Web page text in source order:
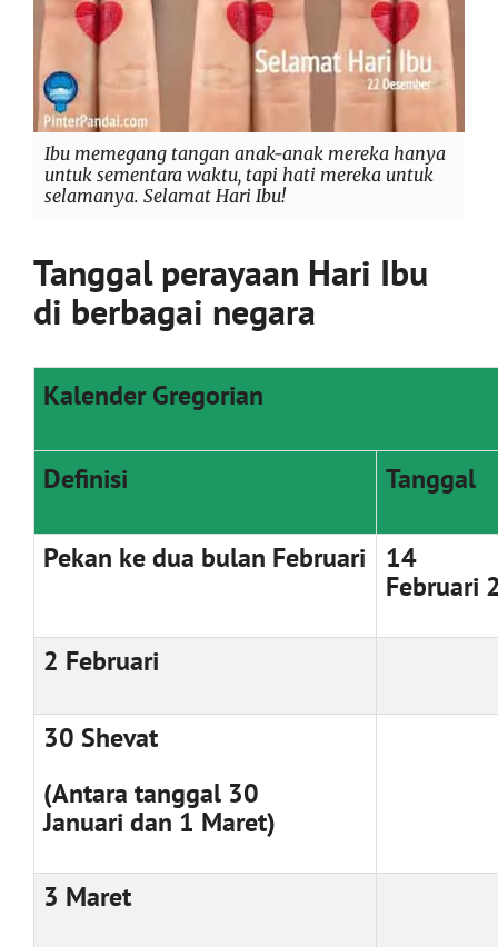
Ibu memegang tangan anak-anak mereka hanya
untuk sementara waktu, tapi hati mereka untuk
selamanya. Selamat Hari Ibu!
Tanggal perayaan Hari Ibu
di berbagai negara
Kalender Gregorian
Definisi Tanggal
Pekan ke dua bulan Februari
14
Februari
2 Februari
30 Shevat
(Antara tanggal 30
Januari dan 1 Maret)
3 Maret